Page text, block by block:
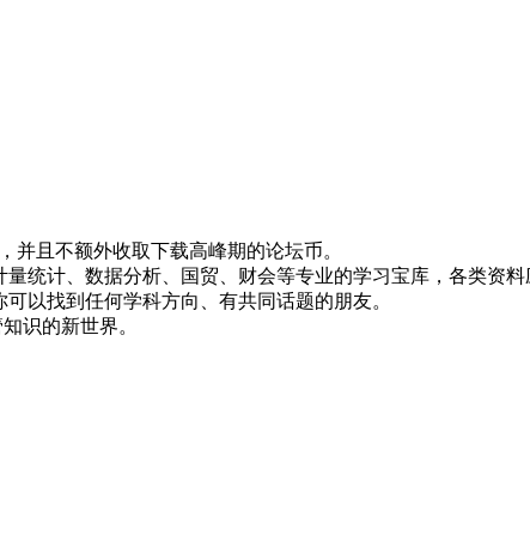
并且不额外收取下载高峰期的论坛币。
统计、数据分析、国贸、财会等专业的学习宝库，各类资料
以找到任何学科方向、有共同话题的朋友。
识的新世界。